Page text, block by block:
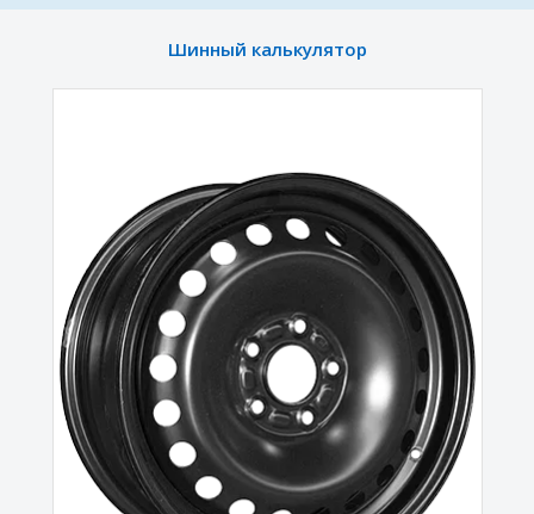
Шинный калькулятор